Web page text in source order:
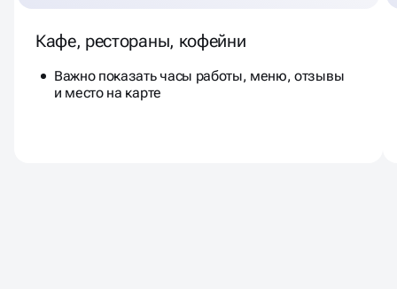
Кафе, рестораны, кофейни
Важно показать часы работы, меню, отзывы
и место на карте